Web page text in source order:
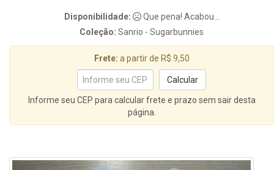
Disponibilidade:
Que pena! Acabou...
Coleção: Sanrio - Sugarbunnies
Frete: a partir de R$ 9,50
Informe seu CEP para calcular frete e prazo sem sair desta
página.